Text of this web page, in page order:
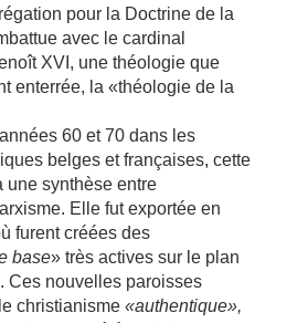
pour la Doctrine de la
avec le cardinal
XVI, une théologie que
enterrée, la «théologie de la
60 et 70 dans les
belges et françaises, cette
une synthèse entre
Elle fut exportée en
furent créées des
base» très actives sur le plan
Ces nouvelles paroisses
christianisme «authentique»,